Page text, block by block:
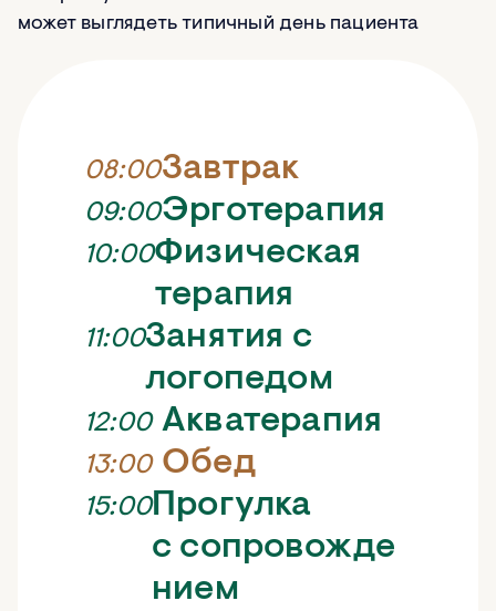
может выглядеть типичный день пациента
08:00Завтрак
09:00Эрготерапия
10:00Физическая
терапия
11:00Занятия с
логопедом
12:00 Акватерапия
13:00 Обед
15:00Прогулка
с сопровожде
нием